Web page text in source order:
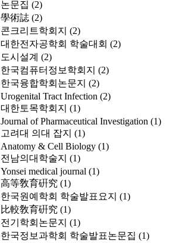
논문집 (2)
學術誌 (2)
콘크리트학회지 (2)
대한전자공학회 학술대회 (2)
도시설계 (2)
한국컴퓨터정보학회지 (2)
한국융합학회논문지 (2)
Urogenital Tract Infection (2)
대한토목학회지 (1)
Journal of Pharmaceutical Investigation (1)
고려대 의대 잡지 (1)
Anatomy & Cell Biology (1)
전남의대학술지 (1)
Yonsei medical journal (1)
高等敎育硏究 (1)
한국원예학회 학술발표요지 (1)
比較敎育硏究 (1)
전기학회논문지 (1)
한국정보과학회 학술발표논문집 (1)